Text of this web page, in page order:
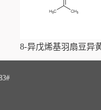
8-异戊烯基羽扇豆异
Prenylluteone对照品,